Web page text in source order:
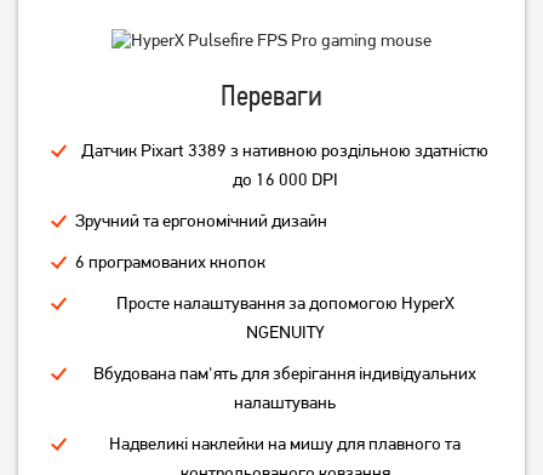
Миша ігрова A4Tech XL-
(4711421758925)
779
Переваги
Датчик Pixart 3389 з нативною роздільною здатністю
до 16 000 DPI
Зручний та ергономічний дизайн
6 програмованих кнопок
Просте налаштування за допомогою HyperX
NGENUITY
Вбудована пам'ять для зберігання індивідуальних
налаштувань
Надвеликі наклейки на мишу для плавного та